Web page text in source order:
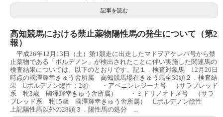
記事を読む
高知競馬における禁止薬物陽性馬の発生について（第2
報）
平成26年12月13日（土）第1競走に出走したマドヲアケレバ号から禁
止薬物である「ボルデノン」が検出されたことに伴い実施した関連馬の
検査結果については、以下のとおりです。記１．検査対象馬 12月20日
時点の國澤輝幸きゅう舎所属 高知競馬場在きゅう馬全30頭２．検査結
果 ボルデノン陽性：2頭 ・アベニンレジーナ号 （サラブレッド
系 牝3歳 國澤輝幸きゅう舎所属） ・ミドリノオトメ号 （サラ
ブレッド系 牝15歳 國澤輝幸きゅう舎所属） ボルデノン陰性
上記陽性馬以外の28頭３．陽性馬の処分 ...